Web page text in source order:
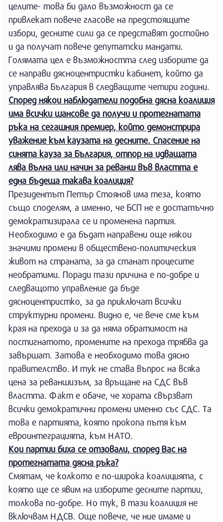
целите- това би дало възможност да се
привлекат повече гласове на предстоящите
избори, десните сили да се представят достойно
и да получат повече депутатски мандати.
Голямата цел е възможността след изборите да
се направи дясноцентристки кабинет, който да
управлява България в следващите четири години.
Според някои наблюдатели подобна дясна коалиция
има всички шансове да получи и протегнатата
ръка на сегашния премиер, който демонстрира
уважение към каузата на десните. Спасение на
синята кауза за България, отпор на идващата
лява вълна или начин за реванш във властта е
една бъдеща такава коалиция?
Президентът Петър Стоянов има теза, която
също споделям, а именно, че БСП не е достатъчно
демократизирала се и променена партия.
Необходимо е да бъдат направени още някои
значими промени в обществено-политическия
живот на страната, за да станат процесите
необратими. Поради тази причина е по-добре и
следващото управление да бъде
дясноцентристко, за да приключат всички
структурни промени. Видно е, че вече сме към
края на прехода и за да няма обратимост на
постигнатото, промените на прехода трябва да
завършат. Затова е необходимо това дясно
правителство. И тук не става въпрос на всяка
цена за реваншизъм, за връщане на СДС във
властта. Факт е обаче, че хората свързват
всички демократични промени именно със СДС. Та
това е партията, която прокопа пътя към
евроинтеграцията, към НАТО.
Кои партии биха се отзовали, според Вас на
протегнатата дясна ръка?
Смятам, че колкото е по-широка коалицията, с
която ще се явим на изборите десните партии,
толкова по-добре. Но тук, в тази коалиция не
включвам НДСВ. Още повече, че ние имаме и